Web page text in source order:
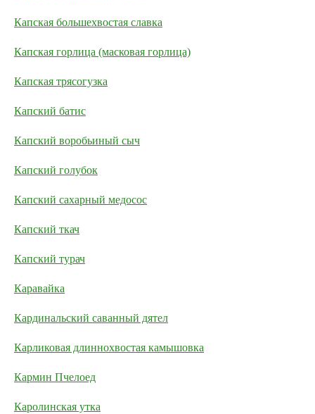
Капская большехвостая славка
Капская горлица (масковая горлица)
Капская трясогузка
Капский батис
Капский воробьиный сыч
Капский голубок
Капский сахарный медосос
Капский ткач
Капский турач
Каравайка
Кардинальский саванный дятел
Карликовая длиннохвостая камышовка
Кармин Пчелоед
Каролинская утка